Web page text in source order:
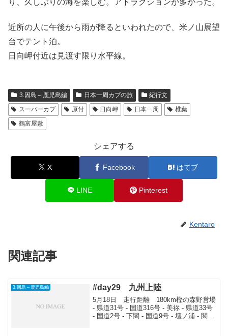
近所の人に午後から雨が降るといわれたので、米ノ山展望
台でテント泊。
日向岬付近は見渡す限り水平線。
3.因島～鹿児島編 日本一周カブの旅
紀行文
スーパーカブ
原付 日向岬 日本一周
椎葉
鶴富屋敷
シェアする
X Facebook はてブ
LINE Pinterest
Kentaro
関連記事
3.因島～鹿児島編 #day29 九州上陸
5月18日 走行距離 180km樫の森野営場
- 県道31号 - 国道316号 - 美祢 - 県道33号
- 国道2号 - 下関 - 国道9号 - 壇ノ浦 - 関門